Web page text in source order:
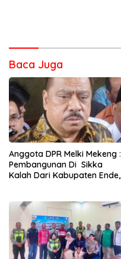
Baca Juga
Anggota DPR Melki Mekeng :
Pembangunan Di Sikka
Kalah Dari Kabupaten Ende,